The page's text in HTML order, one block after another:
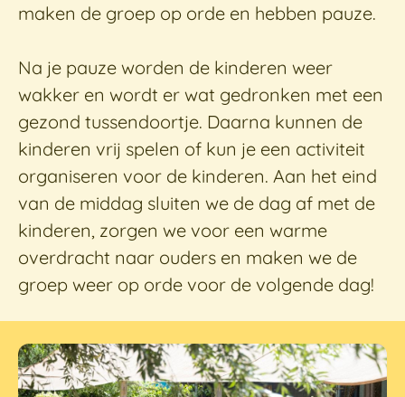
maken de groep op orde en hebben pauze.
Na je pauze worden de kinderen weer
wakker en wordt er wat gedronken met een
gezond tussendoortje. Daarna kunnen de
kinderen vrij spelen of kun je een activiteit
organiseren voor de kinderen. Aan het eind
van de middag sluiten we de dag af met de
kinderen, zorgen we voor een warme
overdracht naar ouders en maken we de
groep weer op orde voor de volgende dag!